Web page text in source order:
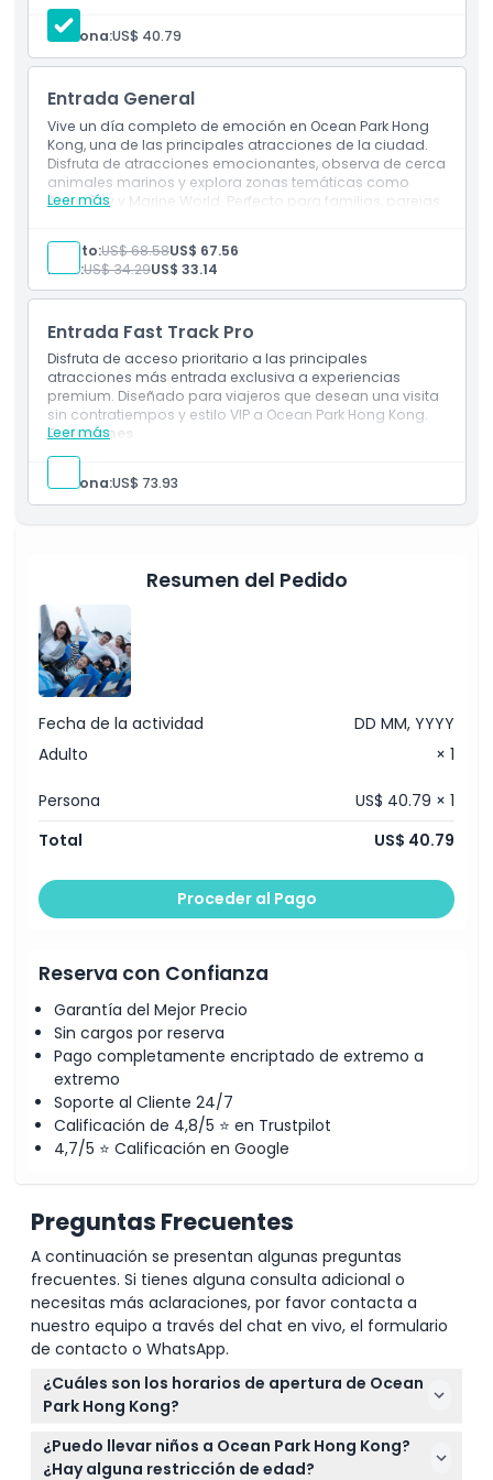
Exclusiones
Horario de Apertura
Cosas a Saber
Política de Cancelación
No incluye la Entrada General a Ocean Park
Inclusiones
Ocean FasTrack (Estándar)
Persona:US$ 40.79
Entrada General
Vive un día completo de emoción en Ocean Park Hong
Kong, una de las principales atracciones de la ciudad.
Disfruta de atracciones emocionantes, observa de cerca
animales marinos y explora zonas temáticas como
Aqua City y Marine World. Perfecto para familias, parejas
acceso a todas las atracciones, espectáculos y
exhibiciones de animales. Ya sea que conozcas pandas
o montes montañas rusas, Ocean Park ofrece una
divertida combinación de entretenimiento, educación y
Leer más
Adulto:US$ 68.58US$ 67.56
Niño:US$ 34.29US$ 33.14
Entrada Fast Track Pro
Disfruta de acceso prioritario a las principales
atracciones más entrada exclusiva a experiencias
premium. Diseñado para viajeros que desean una visita
sin contratiempos y estilo VIP a Ocean Park Hong Kong.
Leer más
Exclusiones
No incluye Entrada General a Ocean Park
Inclusiones
Ocean FasTrack (Pro)
Persona:US$ 73.93
Resumen del Pedido
Fecha de la actividad
DD MM, YYYY
Adulto
× 1
Persona
US$ 40.79 × 1
Total
US$ 40.79
Proceder al Pago
Reserva con Confianza
Garantía del Mejor Precio
Sin cargos por reserva
Pago completamente encriptado de extremo a
extremo
Soporte al Cliente 24/7
Calificación de 4,8/5 ⭐ en Trustpilot
4,7/5 ⭐ Calificación en Google
Preguntas Frecuentes
A continuación se presentan algunas preguntas
frecuentes. Si tienes alguna consulta adicional o
necesitas más aclaraciones, por favor contacta a
nuestro equipo a través del chat en vivo, el formulario
de contacto o WhatsApp.
¿Cuáles son los horarios de apertura de Ocean
Park Hong Kong?
Ocean Park normalmente está abierto de 10:00 AM
a 11:00 PM, pero los horarios pueden variar. Es mejor
¿Puedo llevar niños a Ocean Park Hong Kong?
¿Hay alguna restricción de edad?